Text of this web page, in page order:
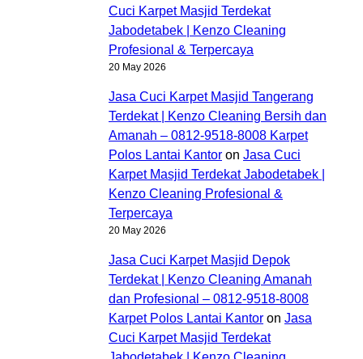
Cuci Karpet Masjid Terdekat
Jabodetabek | Kenzo Cleaning
Profesional & Terpercaya
20 May 2026
Jasa Cuci Karpet Masjid Tangerang
Terdekat | Kenzo Cleaning Bersih dan
Amanah – 0812-9518-8008 Karpet
Polos Lantai Kantor on Jasa Cuci
Karpet Masjid Terdekat Jabodetabek |
Kenzo Cleaning Profesional &
Terpercaya
20 May 2026
Jasa Cuci Karpet Masjid Depok
Terdekat | Kenzo Cleaning Amanah
dan Profesional – 0812-9518-8008
Karpet Polos Lantai Kantor on Jasa
Cuci Karpet Masjid Terdekat